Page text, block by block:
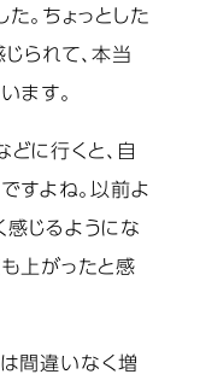
。ちょっとした
られて、本当
ます。
に行くと、自
すよね。以前よ
感じるようにな
上がったと感
間違いなく増